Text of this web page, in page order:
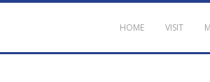
HOME VISIT